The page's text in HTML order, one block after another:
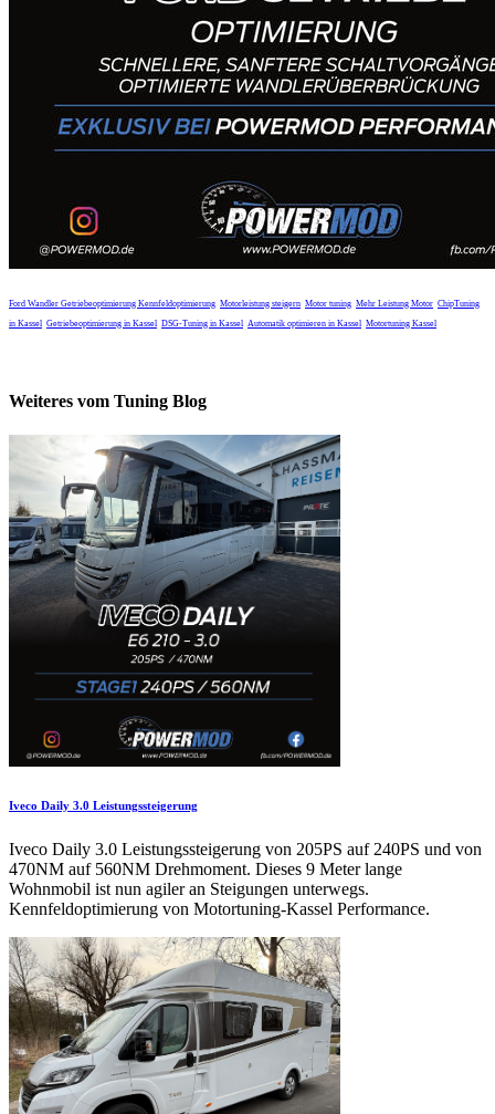
Ford Wandler Getriebeoptimierung Kennfeldoptimierung Motorleistung steigern Motor tuning Mehr Leistung Motor ChipTuning
in Kassel Getriebeoptimierung in Kassel DSG-Tuning in Kassel Automatik optimieren in Kassel Motortuning Kassel
Weiteres vom Tuning Blog
Iveco Daily 3.0 Leistungssteigerung
Iveco Daily 3.0 Leistungssteigerung von 205PS auf 240PS und von
470NM auf 560NM Drehmoment. Dieses 9 Meter lange
Wohnmobil ist nun agiler an Steigungen unterwegs.
Kennfeldoptimierung von Motortuning-Kassel Performance.